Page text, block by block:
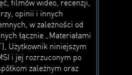
filmów wideo, recenzji,
opinii i innych
w zależności od
łącznie „Materiałami
Użytkownik niniejszym
i jej rozrzuconym po
zależnym oraz